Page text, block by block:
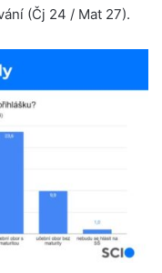
(Čj 24 / Mat 27).